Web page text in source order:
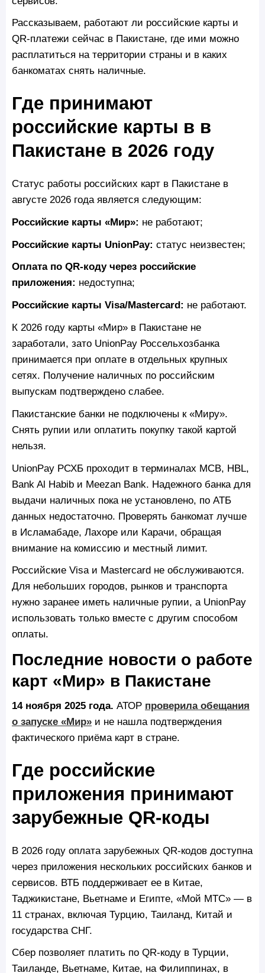
Рассказываем, работают ли российские карты и
QR-платежи сейчас в Пакистане, где ими можно
расплатиться на территории страны и в каких
банкоматах снять наличные.
Где принимают
российские карты в в
Пакистане в 2026 году
Статус работы российских карт в Пакистане в
августе 2026 года является следующим:
Российские карты «Мир»: не работают;
Российские карты UnionPay: статус неизвестен;
Оплата по QR-коду через российские
приложения: недоступна;
Российские карты Visa/Mastercard: не работают.
К 2026 году карты «Мир» в Пакистане не
заработали, зато UnionPay Россельхозбанка
принимается при оплате в отдельных крупных
сетях. Получение наличных по российским
выпускам подтверждено слабее.
Пакистанские банки не подключены к «Миру».
Снять рупии или оплатить покупку такой картой
нельзя.
UnionPay РСХБ проходит в терминалах MCB, HBL,
Bank Al Habib и Meezan Bank. Надежного банка для
выдачи наличных пока не установлено, по АТБ
данных недостаточно. Проверять банкомат лучше
в Исламабаде, Лахоре или Карачи, обращая
внимание на комиссию и местный лимит.
Российские Visa и Mastercard не обслуживаются.
Для небольших городов, рынков и транспорта
нужно заранее иметь наличные рупии, а UnionPay
использовать только вместе с другим способом
оплаты.
Последние новости о работе
карт «Мир» в Пакистане
14 ноября 2025 года. АТОР проверила обещания
о запуске «Мир» и не нашла подтверждения
фактического приёма карт в стране.
Где российские
приложения принимают
зарубежные QR-коды
В 2026 году оплата зарубежных QR-кодов доступна
через приложения нескольких российских банков и
сервисов. ВТБ поддерживает ее в Китае,
Таджикистане, Вьетнаме и Египте, «Мой МТС» — в
11 странах, включая Турцию, Таиланд, Китай и
государства СНГ.
Сбер позволяет платить по QR-коду в Турции,
Таиланде, Вьетнаме, Китае, на Филиппинах, в